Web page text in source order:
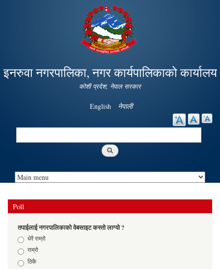
Skip to
main
content
इनरुवा नगरपालिका, नगर कार्यपालिकाको कार्यालय
कोशी प्रदेश, नेपाल सरकार
English नेपाली
Search
Poll
तपाईलाई नगरपालिकाको वेबसाइट कस्तो लाग्यो ?
Choicesधेरै राम्रो
राम्रो
ठिकै